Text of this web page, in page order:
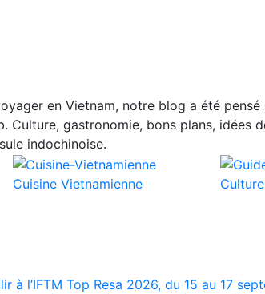
en Vietnam, notre blog a été
Culture, gastronomie, bons plans, idées
indochinoise.
Cuisine Vietnamienne
à l’IFTM Top Resa 2026, du 15 au 17